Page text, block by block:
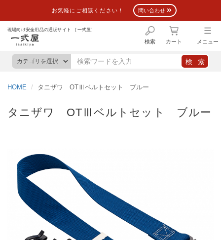
お気軽にご相談ください！ 問い合わせ
現場向け安全用品の通販サイト ［一式屋］
検索 カート メニュー
HOME タニザワ OTⅢベルトセット ブルー
タニザワ OTⅢベルトセット ブルー